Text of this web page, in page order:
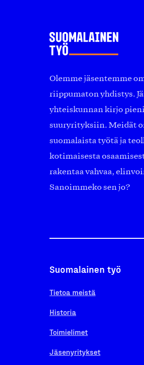
Olemme jäsentemme
riippumaton yhdistys.
yhteiskunnan kirjo
suuryrityksiin. Meidät
suomalaista työtä ja
kotimaisesta
rakentaa vahvaa,
Sanoimmeko sen jo?
Suomalainen työ
Tietoa meistä
Historia
Toimielimet
Jäsenyritykset